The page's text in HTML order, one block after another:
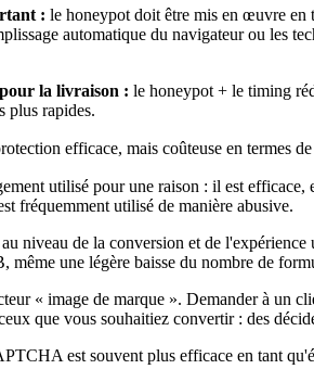
: le honeypot doit être mis en œuvre en
automatique du navigateur ou les
la livraison : le honeypot + le timing
plus rapides.
efficace, mais coûteuse en termes
utilisé pour une raison : il est
fréquemment utilisé de manière abusive.
niveau de la conversion et de
même une légère baisse du nombre de
« image de marque ». Demander à un
que vous souhaitiez convertir : des
est souvent plus efficace en tant